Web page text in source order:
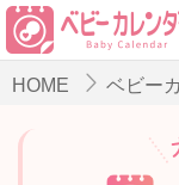
HOME ベビー